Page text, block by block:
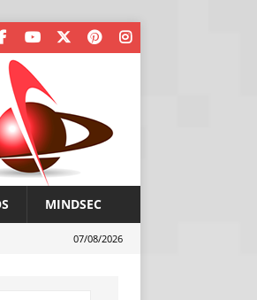
MINDSEC
07/08/2026